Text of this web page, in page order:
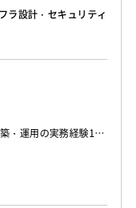
ラ設計・セキュリティ
・運用の実務経験1年
ターアカウントの
レール設計の知